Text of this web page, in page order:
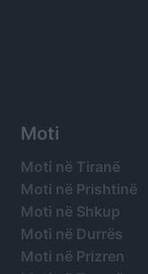
Moti
Moti në Tiranë
Moti në Prishtinë
Moti në Shkup
Moti në Durrës
Moti në Prizren